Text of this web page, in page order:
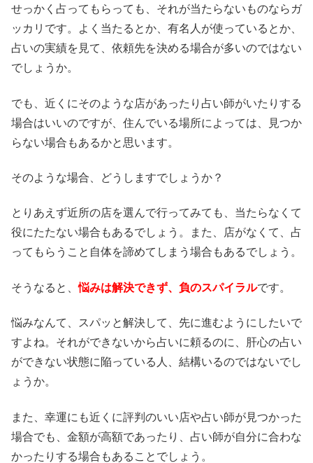
せっかく占ってもらっても、それが当たらないものならガ
ッカリです。よく当たるとか、有名人が使っているとか、
占いの実績を見て、依頼先を決める場合が多いのではない
でしょうか。
でも、近くにそのような店があったり占い師がいたりする
場合はいいのですが、住んでいる場所によっては、見つか
らない場合もあるかと思います。
そのような場合、どうしますでしょうか？
とりあえず近所の店を選んで行ってみても、当たらなくて
役にたたない場合もあるでしょう。また、店がなくて、占
ってもらうこと自体を諦めてしまう場合もあるでしょう。
そうなると、悩みは解決できず、負のスパイラルです。
悩みなんて、スパッと解決して、先に進むようにしたいで
すよね。それができないから占いに頼るのに、肝心の占い
ができない状態に陥っている人、結構いるのではないでし
ょうか。
また、幸運にも近くに評判のいい店や占い師が見つかった
場合でも、金額が高額であったり、占い師が自分に合わな
かったりする場合もあることでしょう。